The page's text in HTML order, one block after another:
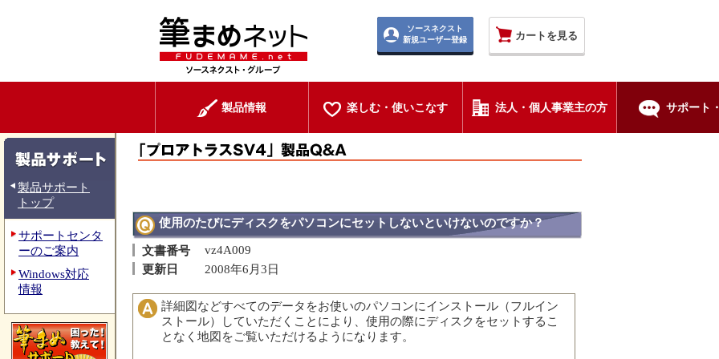
ソースネクスト
新規ユーザー登録
カートを見る
製品情報 楽しむ・使いこなす 法人・個人事業主の方 サポート
製品サポート
トップ
サポートセンタ
ーのご案内
Windows対応
情報
使用のたびにディスクをパソコンにセットしないといけないのですか？
文書番号
vz4A009
更新日
2008年6月3日
詳細図などすべてのデータをお使いのパソコンにインストール（フルイン
ストール）していただくことにより、使用の際にディスクをセットするこ
となく地図をご覧いただけるようになります。